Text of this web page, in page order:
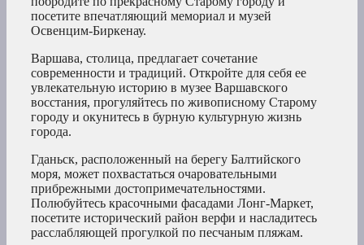
посетите впечатляющий мемориал и музей
Освенцим-Биркенау.
Варшава, столица, предлагает сочетание
современности и традиций. Откройте для себя ее
увлекательную историю в музее Варшавского
восстания, прогуляйтесь по живописному Старому
городу и окунитесь в бурную культурную жизнь
города.
Гданьск, расположенный на берегу Балтийского
моря, может похвастаться очаровательными
прибрежными достопримечательностями.
Полюбуйтесь красочными фасадами Лонг-Маркет,
посетите исторический район верфи и насладитесь
расслабляющей прогулкой по песчаным пляжам.